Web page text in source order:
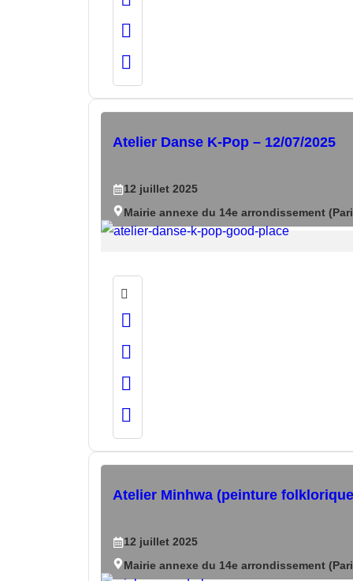
Atelier Danse K-Pop – 12/07/2025
12 juillet 2025
Mairie annexe du 14e arrondissement
Atelier Minhwa (peinture
12 juillet 2025
Mairie annexe du 14e arrondissement